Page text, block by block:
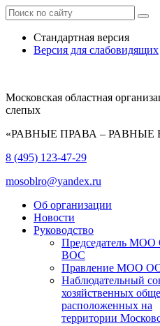
Стандартная версия
Версия для слабовидящих
Московская областная
слепых
«РАВНЫЕ ПРАВА –
8 (495) 123-47-29
mosoblro@yandex.ru
Об организации
Новости
Руководство
Председатель
ВОС
Правление МОО
Наблюдательный
хозяйственных
расположенных на
территории